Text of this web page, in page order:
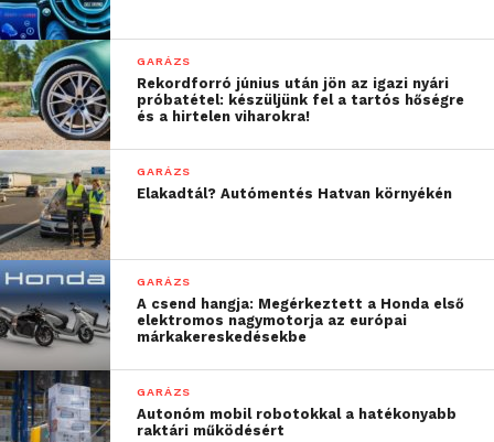
GARÁZS
Rekordforró június után jön az igazi nyári
próbatétel: készüljünk fel a tartós hőségre
és a hirtelen viharokra!
GARÁZS
Elakadtál? Autómentés Hatvan környékén
GARÁZS
A csend hangja: Megérkeztett a Honda első
elektromos nagymotorja az európai
márkakereskedésekbe
GARÁZS
Autonóm mobil robotokkal a hatékonyabb
raktári működésért